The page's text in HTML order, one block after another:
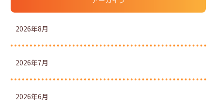
2026年8月
2026年7月
2026年6月